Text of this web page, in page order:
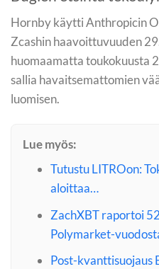
Hornby käytti Anthropicin
Zcashin haavoittuvuuden
huomaamatta toukokuusta
sallia havaitsemattomien
luomisen.
Lue myös:
Tutustu LITROon:
aloittaa…
ZachXBT raportoi
Polymarket-
Post-kvanttisuojaus